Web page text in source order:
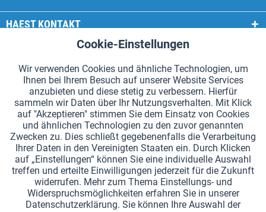
HAEST KONTAKT
HAEST SHOP SERVICE
ALLGEMEINE INFORMATIONEN
ZAHLUNGSARTEN
*Alle Preise inkl. Mehrwertsteuer zzgl.Versandkosten.
Cookie-Einstellungen Kataloge anfordern
Lasergravuren auf Staffelstäben Newsletter Über uns
Hilfe und Support Kontakt Versand und Zahlung
Aktiv
Tracking Aktiv
Cookie-Einstellungen
Wir verwenden Cookies und ähnliche Technologien, um
Ihnen bei Ihrem Besuch auf unserer Website Services
anzubieten und diese stetig zu verbessern. Hierfür
sammeln wir Daten über Ihr Nutzungsverhalten. Mit Klick
auf "Akzeptieren" stimmen Sie dem Einsatz von Cookies
und ähnlichen Technologien zu den zuvor genannten
Zwecken zu. Dies schließt gegebenenfalls die Verarbeitung
Ihrer Daten in den Vereinigten Staaten ein. Durch Klicken
auf „Einstellungen“ können Sie eine individuelle Auswahl
treffen und erteilte Einwilligungen jederzeit für die Zukunft
widerrufen. Mehr zum Thema Einstellungs- und
Widerspruchsmöglichkeiten erfahren Sie in unserer
Datenschutzerklärung. Sie können Ihre Auswahl der